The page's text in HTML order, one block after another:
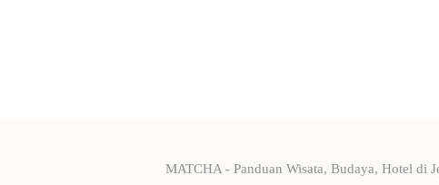
MATCHA - Panduan Wisata, Budaya, Hotel di